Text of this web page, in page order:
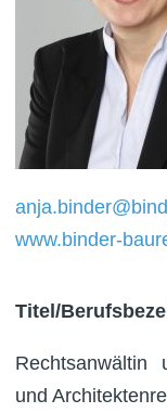
www.binder-
Titel/
und